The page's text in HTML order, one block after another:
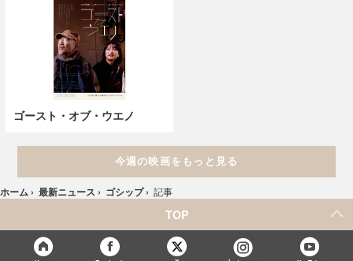
ゴースト・オブ・ウエノ
今週の映画をもっと見る
ホーム › 最新ニュース › ゴシップ › 記事
TOP